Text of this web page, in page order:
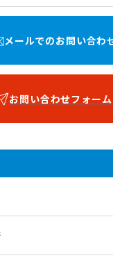
メールでのお問い合わ
お問い合わせフォーム